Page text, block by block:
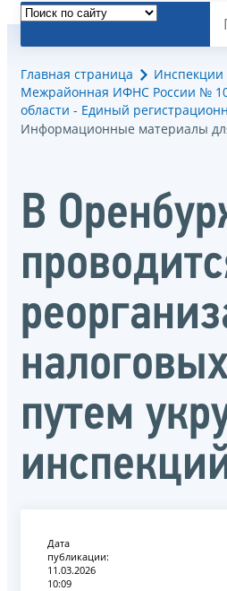
Главная страница
Инспекции
Межрайонная ИФНС России №
области - Единый
Информационные материалы
В
путем
Дата
публикации:
11.03.2026
10:09